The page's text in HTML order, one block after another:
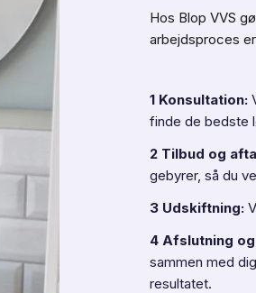
Hos Blop VVS
arbejdsproces
1 Konsultation:
finde de bedste
2 Tilbud og
gebyrer, så du
3 Udskiftning:
4 Afslutning
sammen med
resultatet.